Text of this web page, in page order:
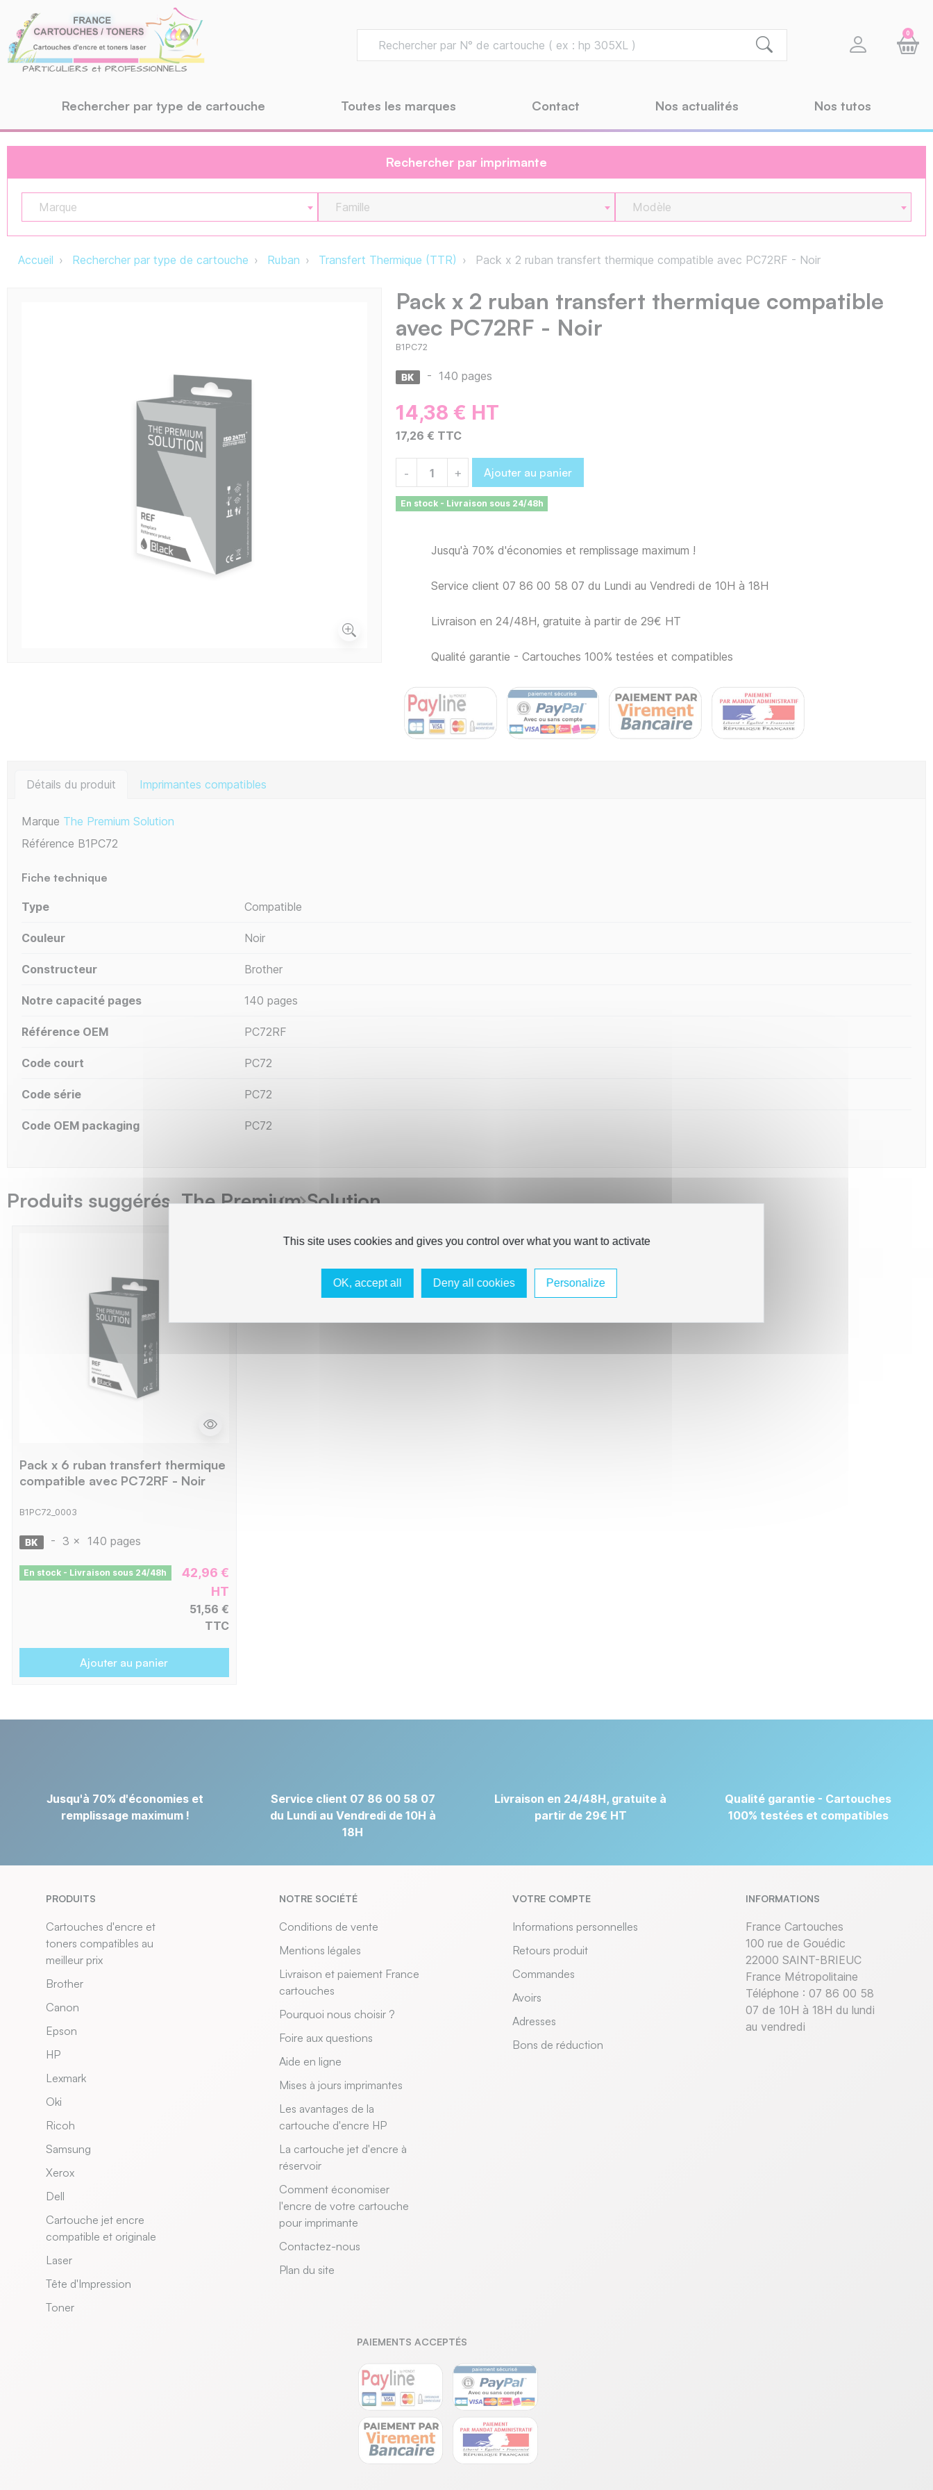
0
Rechercher par type de cartouche Toutes les marques Contact Nos actualités Nos tutos
Rechercher par imprimante
Marque Famille Modèle
Accueil Rechercher par type de cartouche Ruban Transfert Thermique (TTR) Pack x 2 ruban transfert thermique compatible avec PC72RF - Noir
Pack x 2 ruban transfert thermique compatible
avec PC72RF - Noir
B1PC72
- 140 pages
14,38 € HT
17,26 € TTC
- + Ajouter au panier
En stock - Livraison sous 24/48h
Jusqu'à 70% d'économies et remplissage maximum !
Service client 07 86 00 58 07 du Lundi au Vendredi de 10H à 18H
Livraison en 24/48H, gratuite à partir de 29€ HT
Qualité garantie - Cartouches 100% testées et compatibles
Détails du produit Imprimantes compatibles
Marque The Premium Solution
Référence B1PC72
Fiche technique
Type Compatible
Couleur Noir
Constructeur Brother
Notre capacité pages 140 pages
Référence OEM PC72RF
Code court PC72
Code série PC72
Code OEM packaging PC72
Produits suggérés The Premium Solution
Pack x 6 ruban transfert thermique
compatible avec PC72RF - Noir
B1PC72_0003
- 3 x 140 pages
En stock - Livraison sous 24/48h
42,96 €
HT
51,56 €
TTC
Ajouter au panier
Jusqu'à 70% d'économies et
remplissage maximum !
Service client 07 86 00 58 07
du Lundi au Vendredi de 10H à
18H
Livraison en 24/48H, gratuite à
partir de 29€ HT
Qualité garantie - Cartouches
100% testées et compatibles
PRODUITS
Cartouches d'encre et
toners compatibles au
meilleur prix
Brother
Canon
Epson
HP
Lexmark
Oki
Ricoh
Samsung
Xerox
Dell
Cartouche jet encre
compatible et originale
Laser
Tête d'Impression
Toner
NOTRE SOCIÉTÉ
Conditions de vente
Mentions légales
Livraison et paiement France
cartouches
Pourquoi nous choisir ?
Foire aux questions
Aide en ligne
Mises à jours imprimantes
Les avantages de la
cartouche d'encre HP
La cartouche jet d'encre à
réservoir
Comment économiser
l'encre de votre cartouche
pour imprimante
Contactez-nous
Plan du site
VOTRE COMPTE
Informations personnelles
Retours produit
Commandes
Avoirs
Adresses
Bons de réduction
INFORMATIONS
France Cartouches
100 rue de Gouédic
22000 SAINT-BRIEUC
France Métropolitaine
Téléphone : 07 86 00 58
07 de 10H à 18H du lundi
au vendredi
PAIEMENTS ACCEPTÉS
This site uses cookies and gives you control over what you want to activate
OK, accept all Deny all cookies Personalize